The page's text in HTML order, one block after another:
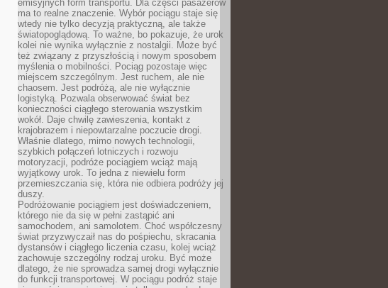
emisyjnych form transportu. Dla części pasażerów
ma to realne znaczenie. Wybór pociągu staje się
wtedy nie tylko decyzją praktyczną, ale także
światopoglądową. To ważne, bo pokazuje, że urok
kolei nie wynika wyłącznie z nostalgii. Może być
też związany z przyszłością i nowym sposobem
myślenia o mobilności. Pociąg pozostaje więc
miejscem szczególnym. Jest ruchem, ale nie
chaosem. Jest podróżą, ale nie wyłącznie
logistyką. Pozwala obserwować świat bez
konieczności ciągłego sterowania wszystkim
wokół. Daje chwilę zawieszenia, kontakt z
krajobrazem i niepowtarzalne poczucie drogi.
Właśnie dlatego, mimo nowych technologii,
szybkich połączeń lotniczych i rozwoju
motoryzacji, podróże pociągiem wciąż mają
wyjątkowy urok. To jedna z niewielu form
przemieszczania się, która nie odbiera podróży jej
duszy.
Podróżowanie pociągiem jest doświadczeniem,
którego nie da się w pełni zastąpić ani
samochodem, ani samolotem. Choć współczesny
świat przyzwyczaił nas do pośpiechu, skracania
dystansów i ciągłego liczenia czasu, kolej wciąż
zachowuje szczególny rodzaj uroku. Być może
dlatego, że nie sprowadza samej drogi wyłącznie
do funkcji transportowej. W pociągu podróż staje